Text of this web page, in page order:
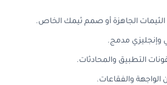
الثيمات الجاهزة أو صمم ثيمك الخاص.
التطبيق والمحادثات.
الواجهة والفقاعات.